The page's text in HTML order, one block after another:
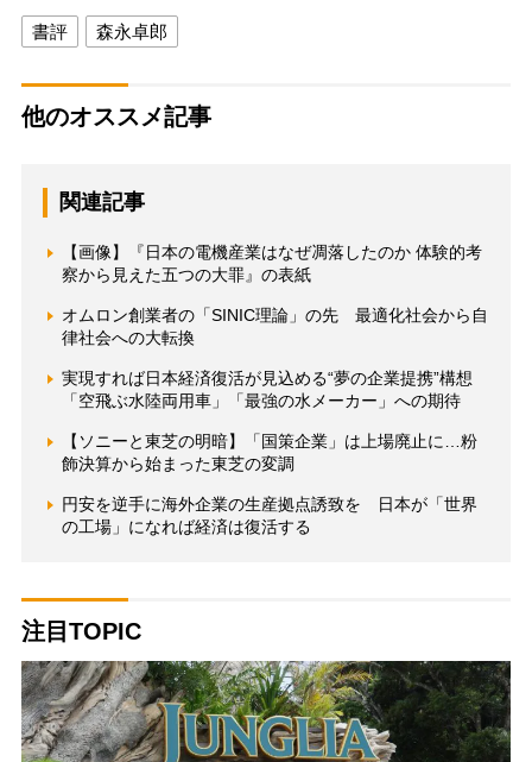
書評 森永卓郎
他のオススメ記事
関連記事
【画像】『日本の電機産業はなぜ凋落したのか 体験的考
察から見えた五つの大罪』の表紙
オムロン創業者の「SINIC理論」の先 最適化社会から自
律社会への大転換
実現すれば日本経済復活が見込める“夢の企業提携”構想
「空飛ぶ水陸両用車」「最強の水メーカー」への期待
【ソニーと東芝の明暗】「国策企業」は上場廃止に…粉
飾決算から始まった東芝の変調
円安を逆手に海外企業の生産拠点誘致を 日本が「世界
の工場」になれば経済は復活する
注目TOPIC